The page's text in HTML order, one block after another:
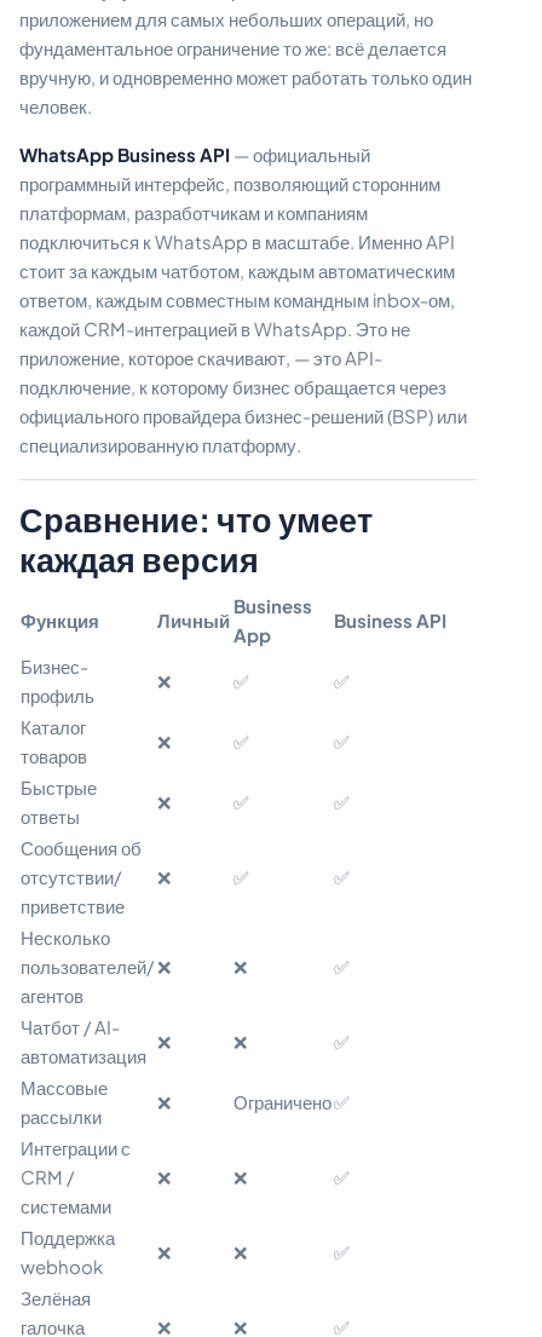
приложением для самых небольших операций, но
фундаментальное ограничение то же: всё делается
вручную, и одновременно может работать только один
человек.
WhatsApp Business API — официальный
программный интерфейс, позволяющий сторонним
платформам, разработчикам и компаниям
подключиться к WhatsApp в масштабе. Именно API
стоит за каждым чатботом, каждым автоматическим
ответом, каждым совместным командным inbox-ом,
каждой CRM-интеграцией в WhatsApp. Это не
приложение, которое скачивают, — это API-
подключение, к которому бизнес обращается через
официального провайдера бизнес-решений (BSP) или
специализированную платформу.
Сравнение: что умеет
каждая версия
Функция Личный
Business
App
Business API
Бизнес-
профиль
❌ ✅
✅
Каталог
товаров
❌ ✅
✅
Быстрые
ответы
❌ ✅
✅
Сообщения об
отсутствии/
приветствие
❌ ✅ ✅
Несколько
пользователей/
агентов
❌ ❌ ✅
Чатбот / AI-
автоматизация
❌ ❌
✅
Массовые
рассылки
❌ Ограничено✅
Интеграции с
CRM /
системами
❌ ❌ ✅
Поддержка
webhook
❌ ❌
✅
Зелёная
галочка
❌ ❌ ✅